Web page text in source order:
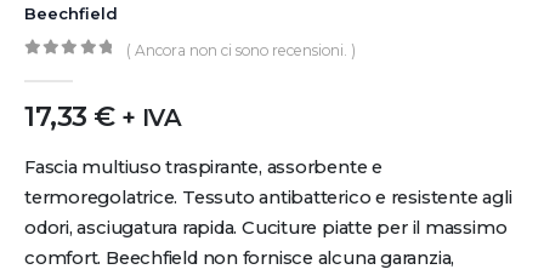
Beechfield
( Ancora non ci sono recensioni. )
17,33 € + IVA
Fascia multiuso traspirante, assorbente e
termoregolatrice. Tessuto antibatterico e resistente agli
odori, asciugatura rapida. Cuciture piatte per il massimo
comfort. Beechfield non fornisce alcuna garanzia,